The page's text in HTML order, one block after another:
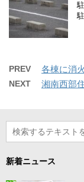
PREV 各棟に消
NEXT 湘南西部
新着ニュース